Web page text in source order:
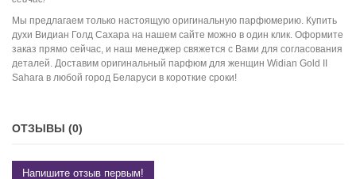
Мы предлагаем только настоящую оригинальную парфюмерию. Купить
духи Видиан Голд Сахара на нашем сайте можно в один клик. Оформите
заказ прямо сейчас, и наш менеджер свяжется с Вами для согласования
деталей. Доставим оригинальный парфюм для женщин Widian Gold II
Sahara в любой город Беларуси в короткие сроки!
ОТЗЫВЫ (0)
Напишите отзыв первым!